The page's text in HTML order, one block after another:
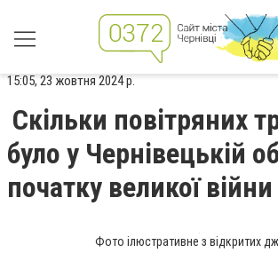
15:05, 23 жовтня 2024 р.
Скільки повітряних
було у Чернівецькій
початку великої війни
Фото ілюстративне з відкритих